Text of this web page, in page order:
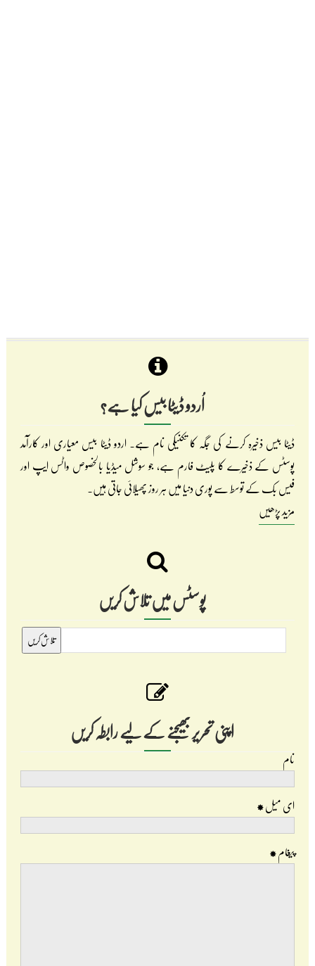
اُردو ڈیٹا بیس کیا ہے؟
ڈیٹا بیس ذخیرہ کرنے کی جگہ کا تکنیکی نام ہے۔ اردو ڈیٹا بیس معیاری اور کارآمد
پوسٹس کے ذخیرے کا پلیٹ فارم ہے، جو سوشل میڈیا بالخصوص واٹس ایپ اور
فیس بک کے توسط سے پوری دنیا میں ہر روز پھیلائی جاتی ہیں۔
مزید پڑھیں
پوسٹس میں تلاش کریں
اپنی تحریر بھیجنے کے لیے رابطہ کریں
نام
ای میل*
پیغام*